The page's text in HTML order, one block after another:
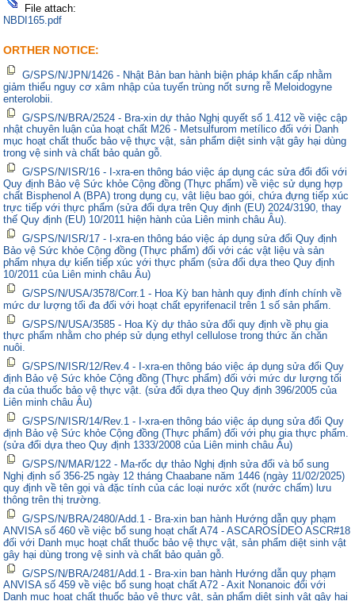
File attach:
NBDI165.pdf
ORTHER NOTICE:
G/SPS/N/JPN/1426 - Nhật Bản ban hành biện pháp khẩn cấp nhằm
giảm thiểu nguy cơ xâm nhập của tuyến trùng nốt sưng rễ Meloidogyne
enterolobii.
G/SPS/N/BRA/2524 - Bra-xin dự thảo Nghị quyết số 1.412 về việc cập
nhật chuyên luận của hoạt chất M26 - Metsulfurom metílico đối với Danh
mục hoạt chất thuốc bảo vệ thực vật, sản phẩm diệt sinh vật gây hại dùng
trong vệ sinh và chất bảo quản gỗ.
G/SPS/N/ISR/16 - I-xra-en thông báo việc áp dụng các sửa đổi đối với
Quy định Bảo vệ Sức khỏe Cộng đồng (Thực phẩm) về việc sử dụng hợp
chất Bisphenol A (BPA) trong dụng cụ, vật liệu bao gói, chứa đựng tiếp xúc
trực tiếp với thực phẩm (sửa đổi dựa trên Quy định (EU) 2024/3190, thay
thế Quy định (EU) 10/2011 hiện hành của Liên minh châu Âu).
G/SPS/N/ISR/17 - I-xra-en thông báo việc áp dụng sửa đổi Quy định
Bảo vệ Sức khỏe Cộng đồng (Thực phẩm) đối với các vật liệu và sản
phẩm nhựa dự kiến tiếp xúc với thực phẩm (sửa đổi dựa theo Quy định
10/2011 của Liên minh châu Âu)
G/SPS/N/USA/3578/Corr.1 - Hoa Kỳ ban hành quy định đính chính về
mức dư lượng tối đa đối với hoạt chất epyrifenacil trên 1 số sản phẩm.
G/SPS/N/USA/3585 - Hoa Kỳ dự thảo sửa đổi quy định về phụ gia
thực phẩm nhằm cho phép sử dụng ethyl cellulose trong thức ăn chăn
nuôi.
G/SPS/N/ISR/12/Rev.4 - I-xra-en thông báo việc áp dụng sửa đổi Quy
định Bảo vệ Sức khỏe Cộng đồng (Thực phẩm) đối với mức dư lượng tối
đa của thuốc bảo vệ thực vật. (sửa đổi dựa theo Quy định 396/2005 của
Liên minh châu Âu)
G/SPS/N/ISR/14/Rev.1 - I-xra-en thông báo việc áp dụng sửa đổi Quy
định Bảo vệ Sức khỏe Cộng đồng (Thực phẩm) đối với phụ gia thực phẩm.
(sửa đổi dựa theo Quy định 1333/2008 của Liên minh châu Âu)
G/SPS/N/MAR/122 - Ma-rốc dự thảo Nghị định sửa đổi và bổ sung
Nghị định số 356-25 ngày 12 tháng Chaabane năm 1446 (ngày 11/02/2025)
quy định về tên gọi và đặc tính của các loại nước xốt (nước chấm) lưu
thông trên thị trường.
G/SPS/N/BRA/2480/Add.1 - Bra-xin ban hành Hướng dẫn quy phạm
ANVISA số 460 về việc bổ sung hoạt chất A74 - ASCAROSÍDEO ASCR#18
đối với Danh mục hoạt chất thuốc bảo vệ thực vật, sản phẩm diệt sinh vật
gây hại dùng trong vệ sinh và chất bảo quản gỗ.
G/SPS/N/BRA/2481/Add.1 - Bra-xin ban hành Hướng dẫn quy phạm
ANVISA số 459 về việc bổ sung hoạt chất A72 - Axit Nonanoic đối với
Danh mục hoạt chất thuốc bảo vệ thực vật, sản phẩm diệt sinh vật gây hại